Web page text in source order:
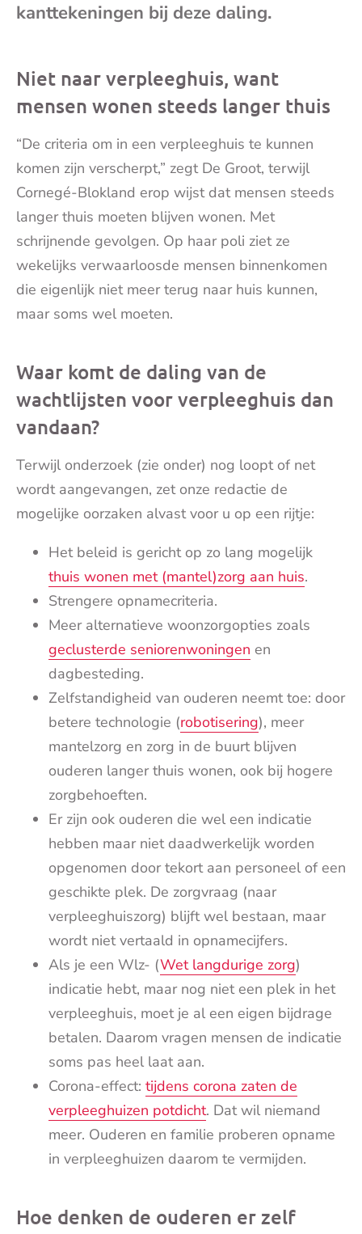
kanttekeningen bij deze daling.
Niet naar verpleeghuis, want
mensen wonen steeds langer thuis
“De criteria om in een verpleeghuis te kunnen
komen zijn verscherpt,” zegt De Groot, terwijl
Cornegé-Blokland erop wijst dat mensen steeds
langer thuis moeten blijven wonen. Met
schrijnende gevolgen. Op haar poli ziet ze
wekelijks verwaarloosde mensen binnenkomen
die eigenlijk niet meer terug naar huis kunnen,
maar soms wel moeten.
Waar komt de daling van de
wachtlijsten voor verpleeghuis dan
vandaan?
Terwijl onderzoek (zie onder) nog loopt of net
wordt aangevangen, zet onze redactie de
mogelijke oorzaken alvast voor u op een rijtje:
Het beleid is gericht op zo lang mogelijk
thuis wonen met (mantel)zorg aan huis.
Strengere opnamecriteria.
Meer alternatieve woonzorgopties zoals
geclusterde seniorenwoningen en
dagbesteding.
Zelfstandigheid van ouderen neemt toe: door
betere technologie (robotisering), meer
mantelzorg en zorg in de buurt blijven
ouderen langer thuis wonen, ook bij hogere
zorgbehoeften.
Er zijn ook ouderen die wel een indicatie
hebben maar niet daadwerkelijk worden
opgenomen door tekort aan personeel of een
geschikte plek. De zorgvraag (naar
verpleeghuiszorg) blijft wel bestaan, maar
wordt niet vertaald in opnamecijfers.
Als je een Wlz- (Wet langdurige zorg)
indicatie hebt, maar nog niet een plek in het
verpleeghuis, moet je al een eigen bijdrage
betalen. Daarom vragen mensen de indicatie
soms pas heel laat aan.
Corona-effect: tijdens corona zaten de
verpleeghuizen potdicht. Dat wil niemand
meer. Ouderen en familie proberen opname
in verpleeghuizen daarom te vermijden.
Hoe denken de ouderen er zelf